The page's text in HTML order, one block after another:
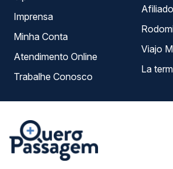
Imprensa
Minha Conta
Atendimento Online
Trabalhe Conosco
Viajo